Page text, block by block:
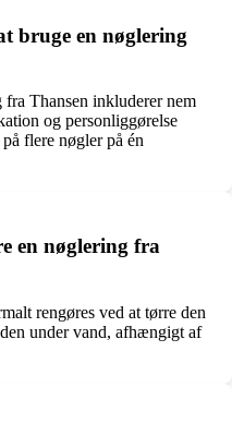
bruge en nøglering
Thansen inkluderer nem
og personliggørelse
flere nøgler på én
en nøglering fra
rengøres ved at tørre den
under vand, afhængigt af